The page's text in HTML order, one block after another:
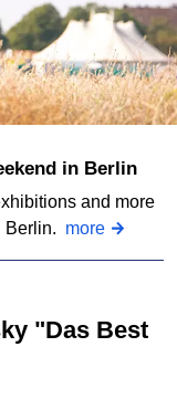
in Berlin
and more
Berlin. more